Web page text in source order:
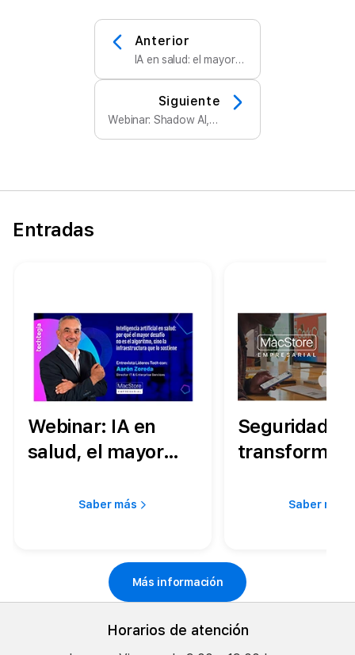
Anterior
IA en salud: el mayor
infraestructura que lo
sostiene
Siguiente
Webinar: Shadow AI, la
Entradas
Webinar: IA en
salud, el mayor
algoritmo, sino la
Saber más
Seguridad
transforma
estabilidad,
Saber más
Más información
Horarios de atención